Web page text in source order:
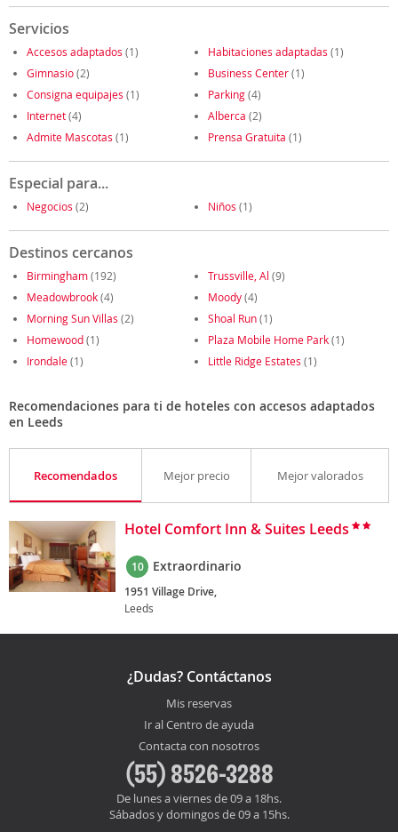
Servicios
Accesos adaptados (1) Habitaciones adaptadas (1)
Gimnasio(2) Business Center(1)
Consigna equipajes (1) Parking(4)
Internet(4) Alberca (2)
Admite Mascotas (1) Prensa Gratuita (1)
Especial para...
Negocios (2) Niños (1)
Destinos cercanos
Birmingham(192) Trussville, Al (9)
Meadowbrook(4) Moody(4)
Morning Sun Villas (2) Shoal Run(1)
Homewood(1) Plaza Mobile Home Park(1)
Irondale(1) Little Ridge Estates (1)
Recomendaciones para ti de hoteles con accesos adaptados
en Leeds
Recomendados Mejor precio Mejor valorados
Hotel Comfort Inn & Suites Leeds
10 Extraordinario
1951 Village Drive,
Leeds
¿Dudas? Contáctanos
Mis reservas
Ir al Centro de ayuda
Contacta con nosotros
(55) 8526-3288
De lunes a viernes de 09 a 18hs.
Sábados y domingos de 09 a 15hs.